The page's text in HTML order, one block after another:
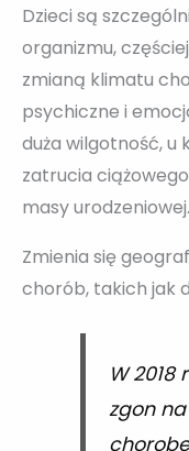
Dzieci są
organizmu,
zmianą klimatu
psychiczne i
duża wilgotność, u
zatrucia
masy urodzeniowej.
Zmienia się
chorób, takich jak
W
zgon